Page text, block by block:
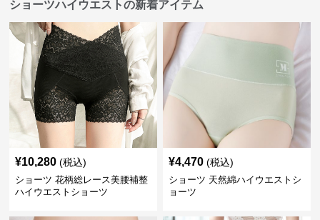
ショーツハイウエストの新着アイテム
¥10,280 (税込)
ショーツ 花柄総レース美腰補整
ハイウエストショーツ
¥4,470 (税込)
ショーツ 天然綿ハイウエストシ
ョーツ